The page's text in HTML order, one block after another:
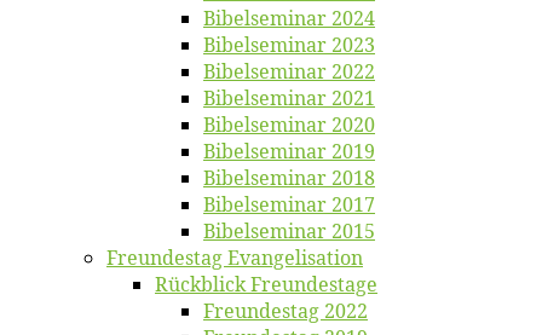
Bi­bel­se­mi­nar 2024
Bi­bel­se­mi­nar 2023
Bi­bel­se­mi­nar 2022
Bi­bel­se­mi­nar 2021
Bi­bel­se­mi­nar 2020
Bi­bel­se­mi­nar 2019
Bi­bel­se­mi­nar 2018
Bibelsemi­nar 2017
Bibelsemi­nar 2015
Freun­des­tag Evangelisation
Rück­blick Freundestage
Freun­des­tag 2022